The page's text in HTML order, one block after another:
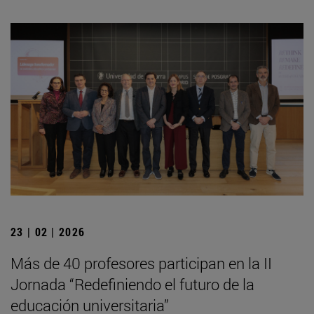
23 | 02 | 2026
Más de 40 profesores participan en la II
Jornada “Redefiniendo el futuro de la
educación universitaria”